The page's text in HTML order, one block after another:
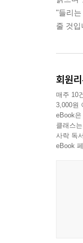
"들리
줄 것입
회원
매주 10
3,000원
eBook
클래스
사락 독
eBook